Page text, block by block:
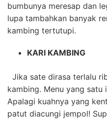
bumbunya meresap dan
lupa tambahkan banyak
kambing tertutupi.
KARI KAMBING
Jika sate dirasa terlalu
kambing. Menu yang
Apalagi kuahnya yang
patut diacungi jempol!